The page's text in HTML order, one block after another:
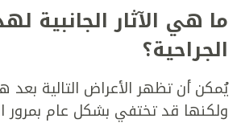
ما هي الآثار الجانبية
الجراحية؟
يُمكن أن تظهر الأعراض التالية بعد
ولكنها قد تختفي بشكل عام بمرور